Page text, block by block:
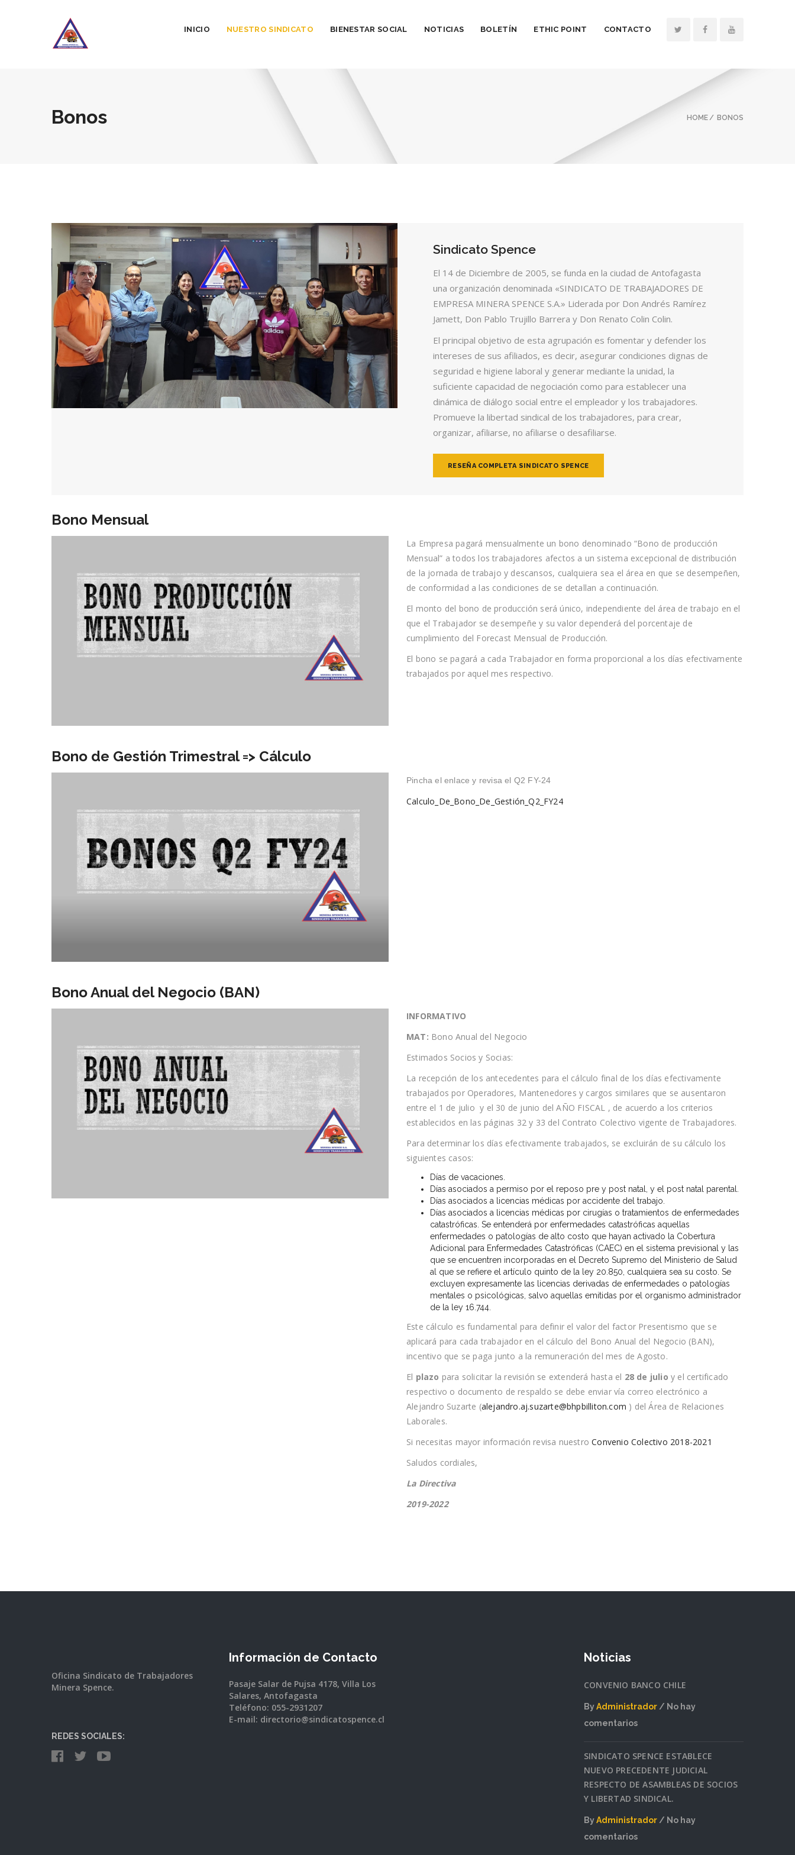
INICIO NUESTRO SINDICATO BIENESTAR SOCIAL NOTICIAS BOLETÍN ETHIC POINT CONTACTO
Bonos HOME BONOS
Sindicato Spence
El 14 de Diciembre de 2005, se funda en la ciudad de Antofagasta
una organización denominada «SINDICATO DE TRABAJADORES DE
EMPRESA MINERA SPENCE S.A.» Liderada por Don Andrés Ramírez
Jamett, Don Pablo Trujillo Barrera y Don Renato Colin Colin.
El principal objetivo de esta agrupación es fomentar y defender los
intereses de sus afiliados, es decir, asegurar condiciones dignas de
seguridad e higiene laboral y generar mediante la unidad, la
suficiente capacidad de negociación como para establecer una
dinámica de diálogo social entre el empleador y los trabajadores.
Promueve la libertad sindical de los trabajadores, para crear,
organizar, afiliarse, no afiliarse o desafiliarse.
RESEÑA COMPLETA SINDICATO SPENCE
Bono Mensual
La Empresa pagará mensualmente un bono denominado “Bono de producción
Mensual” a todos los trabajadores afectos a un sistema excepcional de distribución
de la jornada de trabajo y descansos, cualquiera sea el área en que se desempeñen,
de conformidad a las condiciones de se detallan a continuación.
El monto del bono de producción será único, independiente del área de trabajo en el
que el Trabajador se desempeñe y su valor dependerá del porcentaje de
cumplimiento del Forecast Mensual de Producción.
El bono se pagará a cada Trabajador en forma proporcional a los días efectivamente
trabajados por aquel mes respectivo.
Bono de Gestión Trimestral => Cálculo
Pincha el enlace y revisa el Q2 FY-24
Calculo_De_Bono_De_Gestión_Q2_FY24
Bono Anual del Negocio (BAN)
INFORMATIVO
MAT: Bono Anual del Negocio
Estimados Socios y Socias:
La recepción de los antecedentes para el cálculo final de los días efectivamente
trabajados por Operadores, Mantenedores y cargos similares que se ausentaron
entre el 1 de julio y el 30 de junio del AÑO FISCAL , de acuerdo a los criterios
establecidos en las páginas 32 y 33 del Contrato Colectivo vigente de Trabajadores.
Para determinar los días efectivamente trabajados, se excluirán de su cálculo los
siguientes casos:
Días de vacaciones.
Días asociados a permiso por el reposo pre y post natal, y el post natal parental.
Días asociados a licencias médicas por accidente del trabajo.
Días asociados a licencias médicas por cirugías o tratamientos de enfermedades
catastróficas. Se entenderá por enfermedades catastróficas aquellas
enfermedades o patologías de alto costo que hayan activado la Cobertura
Adicional para Enfermedades Catastróficas (CAEC) en el sistema previsional y las
que se encuentren incorporadas en el Decreto Supremo del Ministerio de Salud
al que se refiere el artículo quinto de la ley 20.850, cualquiera sea su costo. Se
excluyen expresamente las licencias derivadas de enfermedades o patologías
mentales o psicológicas, salvo aquellas emitidas por el organismo administrador
de la ley 16.744.
Este cálculo es fundamental para definir el valor del factor Presentismo que se
aplicará para cada trabajador en el cálculo del Bono Anual del Negocio (BAN),
incentivo que se paga junto a la remuneración del mes de Agosto.
El plazo para solicitar la revisión se extenderá hasta el 28 de julio y el certificado
respectivo o documento de respaldo se debe enviar vía correo electrónico a
Alejandro Suzarte (alejandro.aj.suzarte@bhpbilliton.com ) del Área de Relaciones
Laborales.
Si necesitas mayor información revisa nuestroConvenio Colectivo 2018-2021
Saludos cordiales,
La Directiva
2019-2022
Oficina Sindicato de Trabajadores
Minera Spence.
REDES SOCIALES:
Información de Contacto
Pasaje Salar de Pujsa 4178, Villa Los
Salares, Antofagasta
Teléfono: 055-2931207
E-mail: directorio@sindicatospence.cl
Noticias
CONVENIO BANCO CHILE
ByAdministrador
No hay
comentarios
CONVENIO
BANCO
CHILE
SINDICATO SPENCE ESTABLECE
NUEVO PRECEDENTE JUDICIAL
RESPECTO DE ASAMBLEAS DE SOCIOS
Y LIBERTAD SINDICAL.
ByAdministrador
No hay
comentarios